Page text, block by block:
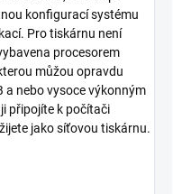
konfigurací systému
Pro tiskárnu není
procesorem
můžou opravdu
a nebo vysoce výkonným
připojíte k počítači
jako síťovou tiskárnu.